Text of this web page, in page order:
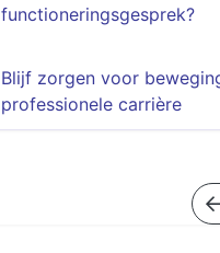
functioneringsgesprek?
Blijf zorgen voor
professionele carrière